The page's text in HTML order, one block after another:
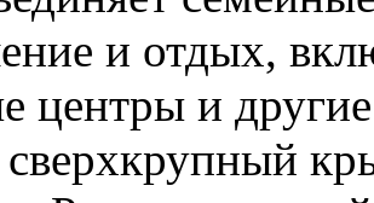
и отдых,
центры и
сверхкрупный